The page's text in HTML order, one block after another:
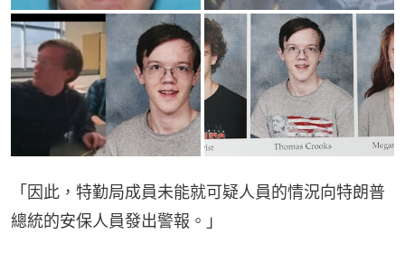
「因此，特勤局成員未能就可疑人員的情況向特朗普
總統的安保人員發出警報。」